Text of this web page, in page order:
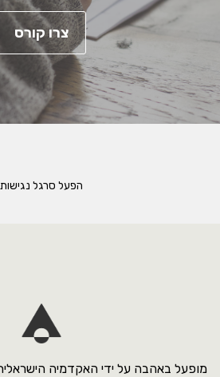
צרו קורס
הפעל סרגל נגישות
מופעל באהבה על ידי האקדמיה